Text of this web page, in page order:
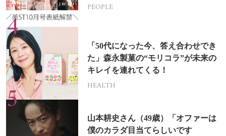
PEOPLE
「50代になった今、答え合わせでき
た」森永製菓の“モリコラ”が未来の
キレイを連れてくる！
HEALTH
山本耕史さん（49歳）「オファーは
僕のカラダ目当てらしいです